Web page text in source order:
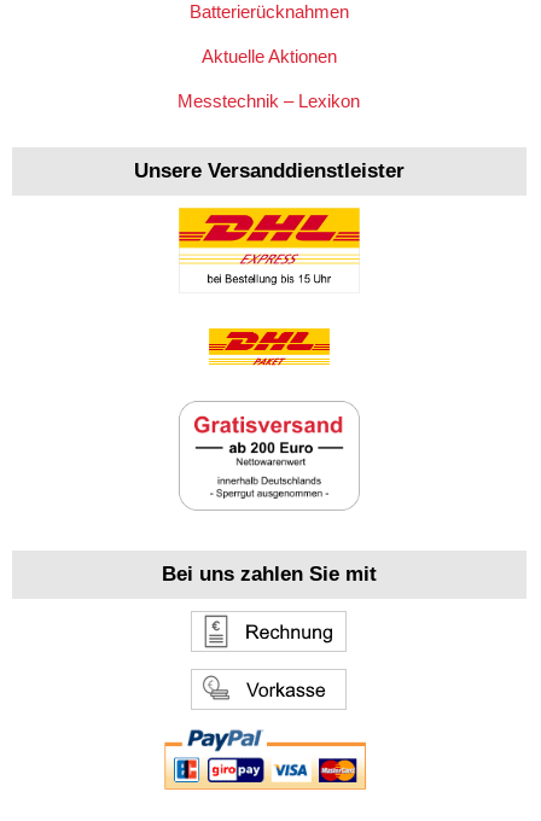
Batterierücknahmen
Aktuelle Aktionen
Messtechnik – Lexikon
Unsere Versanddienstleister
Bei uns zahlen Sie mit